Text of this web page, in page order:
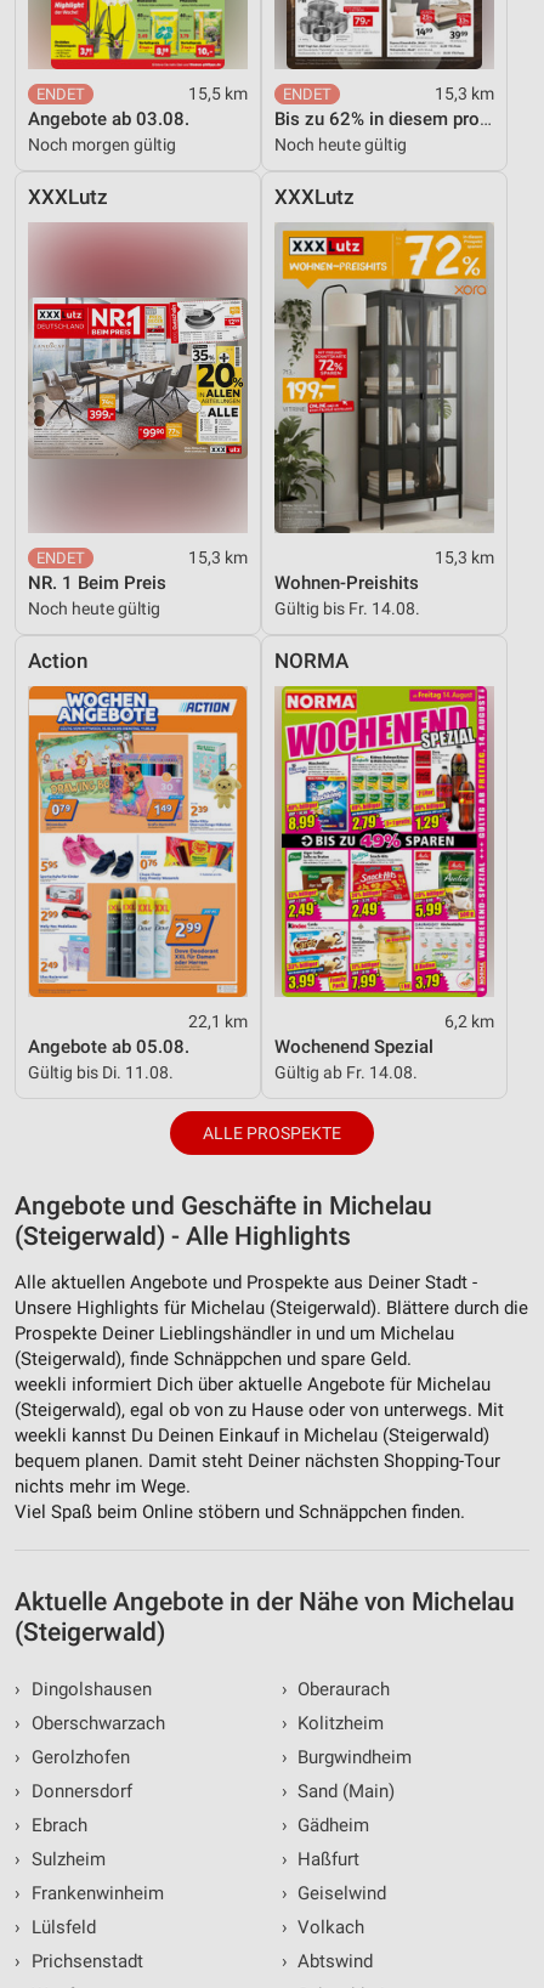
15,5 km
Angebote ab 03.08.
Noch morgen gültig
15,3 km
Bis zu 62% in diesem prospekt
Noch heute gültig
XXXLutz
15,3 km
NR. 1 Beim Preis
Noch heute gültig
XXXLutz
15,3 km
Wohnen-Preishits
Gültig bis Fr. 14.08.
Action
22,1 km
Angebote ab 05.08.
Gültig bis Di. 11.08.
NORMA
6,2 km
Wochenend Spezial
Gültig ab Fr. 14.08.
ALLE PROSPEKTE
Angebote und Geschäfte in Michelau
(Steigerwald) - Alle Highlights
Alle aktuellen Angebote und Prospekte aus Deiner Stadt -
Unsere Highlights für Michelau (Steigerwald). Blättere durch die
Prospekte Deiner Lieblingshändler in und um Michelau
(Steigerwald), finde Schnäppchen und spare Geld.
weekli informiert Dich über aktuelle Angebote für Michelau
(Steigerwald), egal ob von zu Hause oder von unterwegs. Mit
weekli kannst Du Deinen Einkauf in Michelau (Steigerwald)
bequem planen. Damit steht Deiner nächsten Shopping-Tour
nichts mehr im Wege.
Viel Spaß beim Online stöbern und Schnäppchen finden.
Aktuelle Angebote in der Nähe von Michelau
(Steigerwald)
›
Dingolshausen
›
Oberschwarzach
›
Gerolzhofen
›
Donnersdorf
›
Ebrach
› Sulzheim
›
Frankenwinheim
›
Lülsfeld
›
Prichsenstadt
› Oberaurach
› Kolitzheim
› Burgwindheim
› Sand (Main)
› Gädheim
› Haßfurt
› Geiselwind
› Volkach
› Abtswind
Werbung